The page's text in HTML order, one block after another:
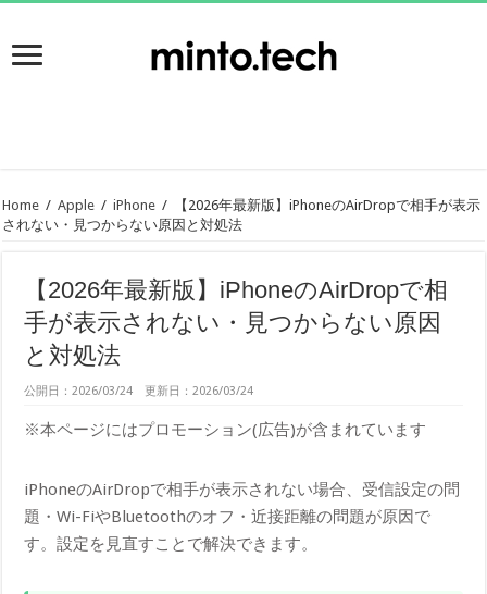
Home / Apple / iPhone /
【2026年最新版】iPhoneのAirDropで相手が表示
されない・見つからない原因と対処法
【2026年最新版】iPhoneのAirDropで相
手が表示されない・見つからない原因
と対処法
公開日：2026/03/24 更新日：2026/03/24
※本ページにはプロモーション(広告)が含まれています
iPhoneのAirDropで相手が表示されない場合、受信設定の問
題・Wi-FiやBluetoothのオフ・近接距離の問題が原因で
す。設定を見直すことで解決できます。